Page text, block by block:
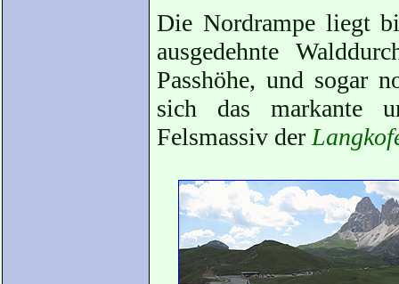
Die Nordrampe liegt
ausgedehnte
Passhöhe, und sogar
sich das markante
Felsmassiv der